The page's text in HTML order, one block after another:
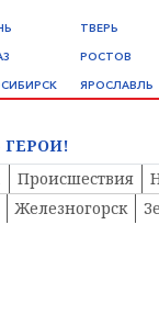
ТВЕРЬ
РОСТОВ
ЯРОСЛАВЛЬ
ГЕРОИ!
Происшествия
Железногорск